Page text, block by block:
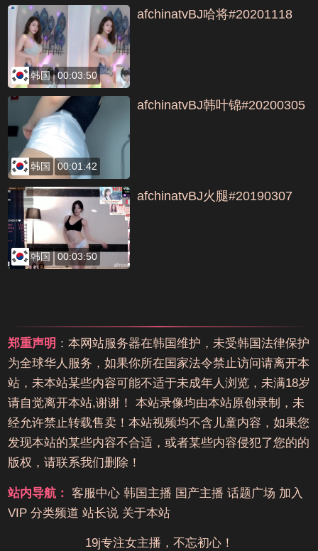
韩国 00:03:50
afchinatvBJ哈将#20201118
韩国 00:01:42
afchinatvBJ韩叶锦#20200305
韩国 00:03:50
afchinatvBJ火腿#20190307
郑重声明 ：本网站服务器在韩国维护，未受韩国法律保护
为全球华人服务，如果你所在国家法令禁止访问请离开本
站，未本站某些内容可能不适于未成年人浏览，未满18岁
请自觉离开本站,谢谢！ 本站录像均由本站原创录制，未
经允许禁止转载售卖！本站视频均不含儿童内容，如果您
发现本站的某些内容不合适，或者某些内容侵犯了您的的
版权，请联系我们删除！
站内导航： 客服中心 韩国主播 国产主播 话题广场 加入
VIP 分类频道 站长说 关于本站
19j专注女主播，不忘初心！